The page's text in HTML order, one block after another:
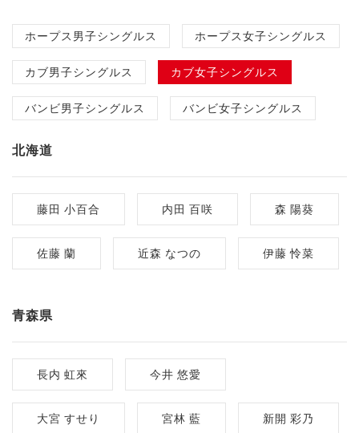
ホープス男子シングルス ホープス女子シングルス
カブ男子シングルス カブ女子シングルス
バンビ男子シングルス バンビ女子シングルス
北海道
藤田 小百合 内田 百咲 森 陽葵
佐藤 蘭 近森 なつの 伊藤 怜菜
青森県
長内 虹來 今井 悠愛
大宮 すせり 宮林 藍 新開 彩乃